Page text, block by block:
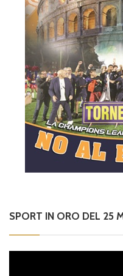
SPORT IN ORO DEL 25